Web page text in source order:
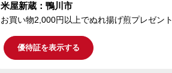
米屋新蔵：鴨川市
お買い物2,000円以上でぬれ揚げ煎プレゼント
優待証を表示する